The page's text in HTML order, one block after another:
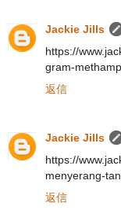
Jackie Jills
https://
gram-
返信
Jackie Jills
https://
menyerang-
返信